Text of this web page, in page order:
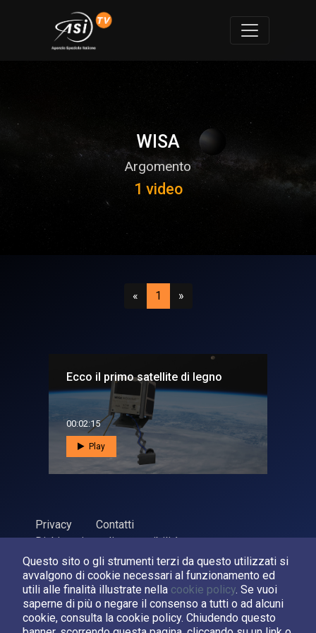
Questo sito o gli strumenti terzi da questo utilizzati si
avvalgono di cookie necessari al funzionamento ed
utili alle finalità illustrate nella cookie policy. Se vuoi
saperne di più o negare il consenso a tutti o ad alcuni
cookie, consulta la cookie policy. Chiudendo questo
WISA
Argomento
1 video
«Precedente
1 (attuale)
»Successivo
Ecco il primo satellite di legno
00:02:15
Play
Privacy
Contatti
Dichiarazione di accessibilità
ASI Agenzia Spaziale Italiana, 2026. P.Iva 03638121008
Sviluppato daLPM
Seguici su: